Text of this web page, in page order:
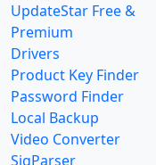
UpdateStar Free &
Premium
Drivers
Product Key Finder
Password Finder
Local Backup
Video Converter
SigParser